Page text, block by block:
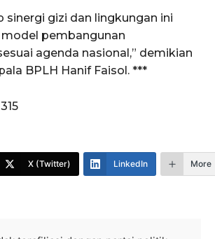
sinergi gizi dan lingkungan ini
pembangunan
agenda nasional,” demikian
BPLH Hanif Faisol. ***
315
X (Twitter) LinkedIn More